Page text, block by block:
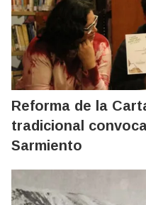
Reforma de la
tradicional
Sarmiento